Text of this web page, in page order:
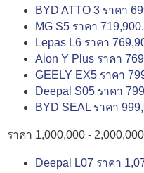
BYD ATTO 3 ราคา
MG S5 ราคา 719,900.
Lepas L6 ราคา
Aion Y Plus ราคา
GEELY EX5 ราคา
Deepal S05 ราคา
BYD SEAL ราคา
ราคา 1,000,000 -
Deepal L07 ราคา